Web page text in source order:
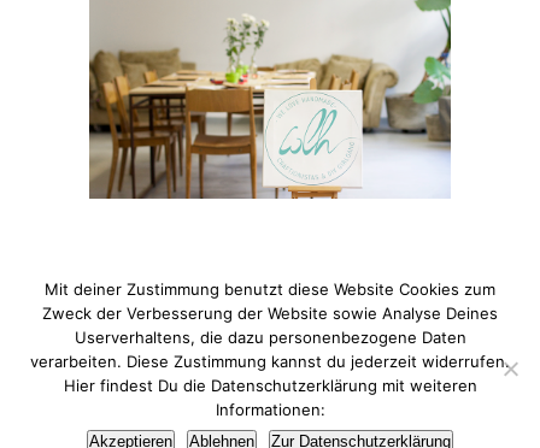
© 2021 Pixi mit Milch. All Rights Reserved. Du hast Fragen
zum Thema Datenschutz? Hier findest du meine
Datenschutzerklärung.
Mit deiner Zustimmung benutzt diese Website Cookies zum
Zweck der Verbesserung der Website sowie Analyse Deines
Userverhaltens, die dazu personenbezogene Daten
verarbeiten. Diese Zustimmung kannst du jederzeit widerrufen.
Hier findest Du die Datenschutzerklärung mit weiteren
Informationen:
Akzeptieren Ablehnen Zur Datenschutzerklärung